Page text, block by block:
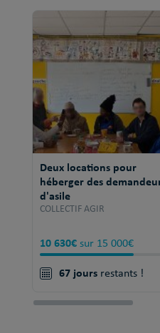
Deux locations pour
héberger des
d'asile
COLLECTIF AGIR
10 630€ sur 15 000€
67 jours restants !